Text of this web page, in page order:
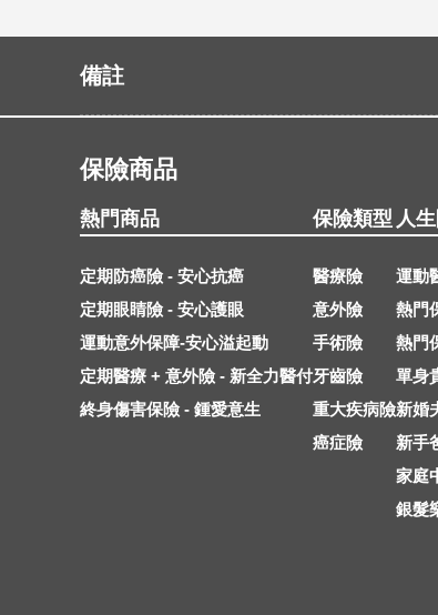
備註
保險商品
熱門商品
定期防癌險 - 安心抗癌
定期眼睛險 - 安心護眼
運動意外保障-安心溢起動
定期醫療 + 意外險 - 新全力醫付
終身傷害保險 - 鍾愛意生
保險類型
醫療險
意外險
手術險
牙齒險
重大疾病險
癌症險
人
運動
熱門
熱門
單身
新婚
新手
家庭
銀髮